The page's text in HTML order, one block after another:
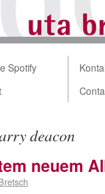
Spotify
deacon
neuem